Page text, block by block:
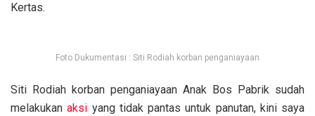
Kertas.
Foto Dukumentasi : Siti Rodiah korban penganiayaan
Siti Rodiah korban penganiayaan Anak Bos Pabrik sudah
melakukanaksi yang tidak pantas untuk panutan, kini saya